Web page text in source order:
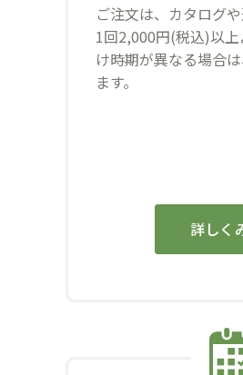
ご注文は、カタログ
1回2,000円(税込)以
け時期が異なる場合
ます。
詳しく